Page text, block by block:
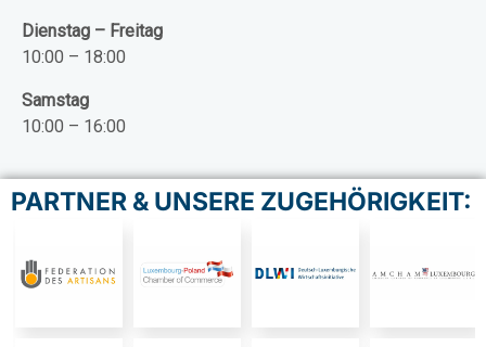
Dienstag – Freitag
10:00 – 18:00
Samstag
10:00 – 16:00
PARTNER & UNSERE ZUGEHÖRIGKEIT: